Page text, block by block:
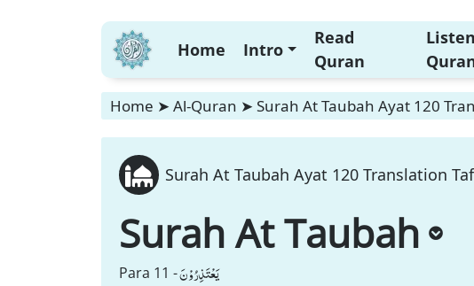
Home Intro
Read
Quran
Listen
Home ➤ Al-Quran ➤ Surah At Taubah Ayat 120
Surah At Taubah Ayat 120 Translation
Surah At Taubah
Para 11 -یَعْتَذِرُوْنَ